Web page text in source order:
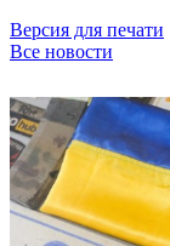
Версия для печати
Все новости